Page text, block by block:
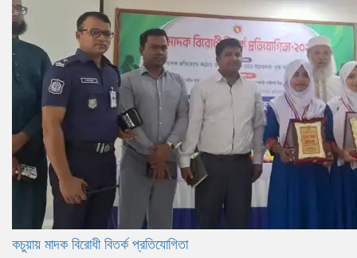
কচুয়ায় মাদক বিরোধী বিতর্ক প্রতিযোগিতা